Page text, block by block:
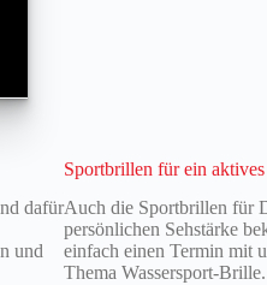
dafür
und
Sportbrillen für ein
Auch die Sportbrillen für
persönlichen Sehstärke
einfach einen Termin mit
Thema Wassersport-Brille.